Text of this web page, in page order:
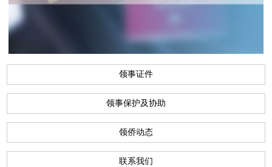
领事证件
领事保护及协助
领侨动态
联系我们